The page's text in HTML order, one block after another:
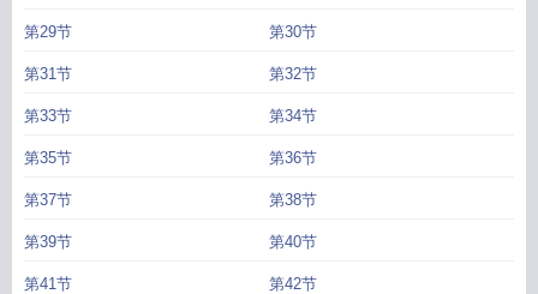
第29节 第30节
第31节 第32节
第33节 第34节
第35节 第36节
第37节 第38节
第39节 第40节
第41节 第42节